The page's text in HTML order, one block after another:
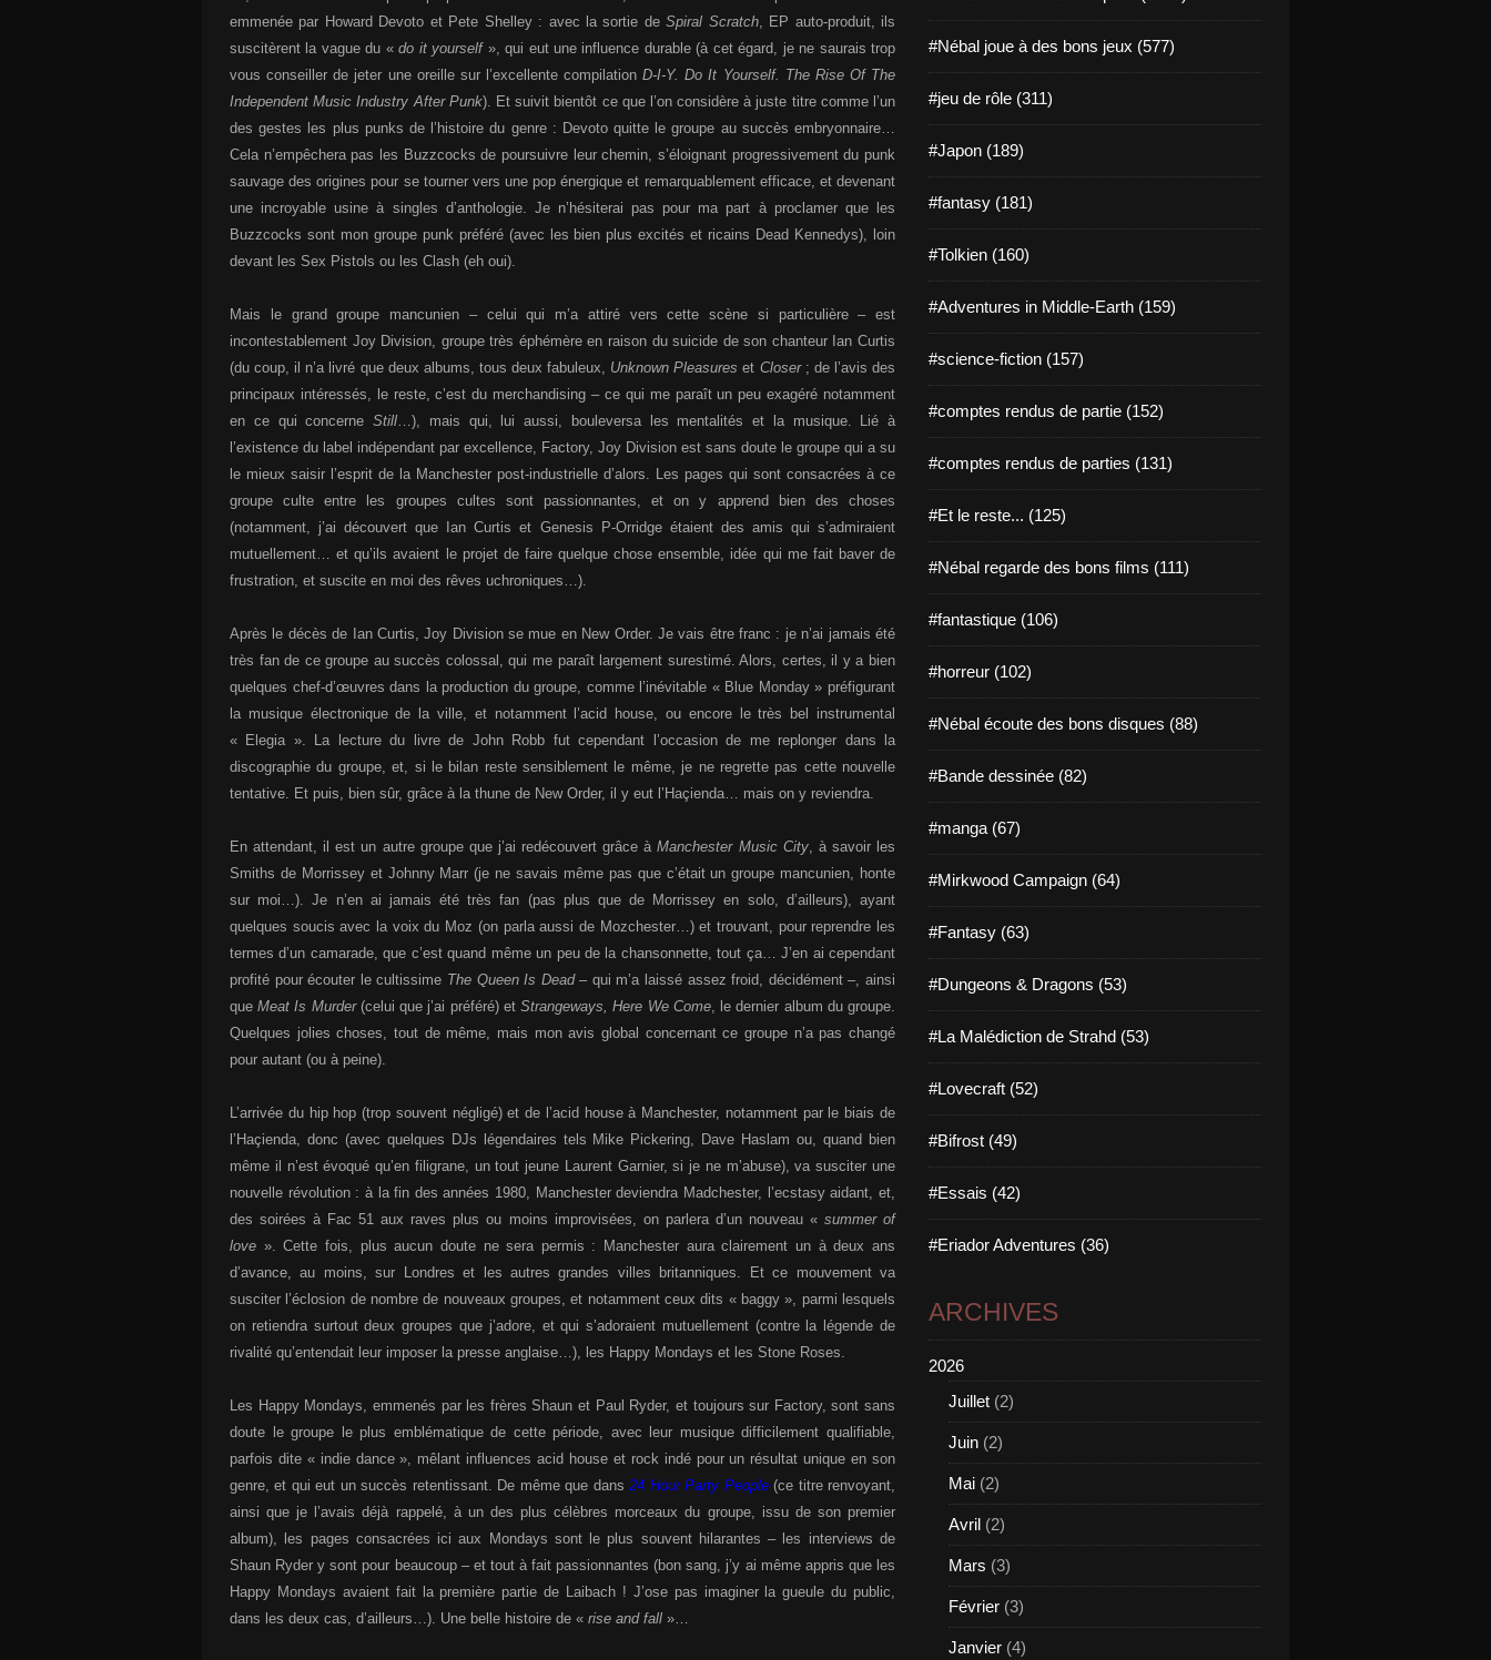
emmenée par Howard Devoto et Pete Shelley : avec la sortie deSpiral Scratch, EP auto-produit, ils
suscitèrent la vague du «do it yourself», qui eut une influence durable (à cet égard, je ne saurais trop
vous conseiller de jeter une oreille sur l’excellente compilationD-I-Y. Do It Yourself. The Rise Of The
Independent Music Industry After Punk). Et suivit bientôt ce que l’on considère à juste titre comme l’un
des gestes les plus punks de l’histoire du genre : Devoto quitte le groupe au succès embryonnaire…
Cela n’empêchera pas les Buzzcocks de poursuivre leur chemin, s’éloignant progressivement du punk
sauvage des origines pour se tourner vers une pop énergique et remarquablement efficace, et devenant
une incroyable usine à singles d’anthologie. Je n’hésiterai pas pour ma part à proclamer que les
Buzzcocks sont mon groupe punk préféré (avec les bien plus excités et ricains Dead Kennedys), loin
devant les Sex Pistols ou les Clash (eh oui).
Mais le grand groupe mancunien – celui qui m’a attiré vers cette scène si particulière – est
incontestablement Joy Division, groupe très éphémère en raison du suicide de son chanteur Ian Curtis
(du coup, il n’a livré que deux albums, tous deux fabuleux, Unknown Pleasures et Closer ; de l’avis des
principaux intéressés, le reste, c’est du merchandising – ce qui me paraît un peu exagéré notamment
en ce qui concerne Still…), mais qui, lui aussi, bouleversa les mentalités et la musique. Lié à
l’existence du label indépendant par excellence, Factory, Joy Division est sans doute le groupe qui a su
le mieux saisir l’esprit de la Manchester post-industrielle d’alors. Les pages qui sont consacrées à ce
groupe culte entre les groupes cultes sont passionnantes, et on y apprend bien des choses
(notamment, j’ai découvert que Ian Curtis et Genesis P-Orridge étaient des amis qui s’admiraient
mutuellement… et qu’ils avaient le projet de faire quelque chose ensemble, idée qui me fait baver de
frustration, et suscite en moi des rêves uchroniques…).
Après le décès de Ian Curtis, Joy Division se mue en New Order. Je vais être franc : je n’ai jamais été
très fan de ce groupe au succès colossal, qui me paraît largement surestimé. Alors, certes, il y a bien
quelques chef-d’œuvres dans la production du groupe, comme l’inévitable « Blue Monday » préfigurant
la musique électronique de la ville, et notamment l’acid house, ou encore le très bel instrumental
« Elegia ». La lecture du livre de John Robb fut cependant l’occasion de me replonger dans la
discographie du groupe, et, si le bilan reste sensiblement le même, je ne regrette pas cette nouvelle
tentative. Et puis, bien sûr, grâce à la thune de New Order, il y eut l’Haçienda… mais on y reviendra.
En attendant, il est un autre groupe que j’ai redécouvert grâce àManchester Music City, à savoir les
Smiths de Morrissey et Johnny Marr (je ne savais même pas que c’était un groupe mancunien, honte
sur moi…). Je n’en ai jamais été très fan (pas plus que de Morrissey en solo, d’ailleurs), ayant
quelques soucis avec la voix du Moz (on parla aussi de Mozchester…) et trouvant, pour reprendre les
termes d’un camarade, que c’est quand même un peu de la chansonnette, tout ça… J’en ai cependant
profité pour écouter le cultissime The Queen Is Dead– qui m’a laissé assez froid, décidément –, ainsi
queMeat Is Murder(celui que j’ai préféré) etStrangeways, Here We Come, le dernier album du groupe.
Quelques jolies choses, tout de même, mais mon avis global concernant ce groupe n’a pas changé
pour autant (ou à peine).
L’arrivée du hip hop (trop souvent négligé) et de l’acid house à Manchester, notamment par le biais de
l’Haçienda, donc (avec quelques DJs légendaires tels Mike Pickering, Dave Haslam ou, quand bien
même il n’est évoqué qu’en filigrane, un tout jeune Laurent Garnier, si je ne m’abuse), va susciter une
nouvelle révolution : à la fin des années 1980, Manchester deviendra Madchester, l’ecstasy aidant, et,
des soirées à Fac 51 aux raves plus ou moins improvisées, on parlera d’un nouveau « summer of
love ». Cette fois, plus aucun doute ne sera permis : Manchester aura clairement un à deux ans
d’avance, au moins, sur Londres et les autres grandes villes britanniques. Et ce mouvement va
susciter l’éclosion de nombre de nouveaux groupes, et notamment ceux dits « baggy », parmi lesquels
on retiendra surtout deux groupes que j’adore, et qui s’adoraient mutuellement (contre la légende de
rivalité qu’entendait leur imposer la presse anglaise…), les Happy Mondays et les Stone Roses.
Les Happy Mondays, emmenés par les frères Shaun et Paul Ryder, et toujours sur Factory, sont sans
doute le groupe le plus emblématique de cette période, avec leur musique difficilement qualifiable,
parfois dite « indie dance », mêlant influences acid house et rock indé pour un résultat unique en son
genre, et qui eut un succès retentissant. De même que dans24 Hour Party People(ce titre renvoyant,
ainsi que je l’avais déjà rappelé, à un des plus célèbres morceaux du groupe, issu de son premier
album), les pages consacrées ici aux Mondays sont le plus souvent hilarantes – les interviews de
Shaun Ryder y sont pour beaucoup – et tout à fait passionnantes (bon sang, j’y ai même appris que les
Happy Mondays avaient fait la première partie de Laibach ! J’ose pas imaginer la gueule du public,
dans les deux cas, d’ailleurs…). Une belle histoire de « rise and fall »…
#Nébal joue à des bons jeux (577)
#jeu de rôle (311)
#Japon (189)
#fantasy (181)
#Tolkien (160)
#Adventures in Middle-Earth (159)
#science-fiction (157)
#comptes rendus de partie (152)
#comptes rendus de parties (131)
#Et le reste... (125)
#Nébal regarde des bons films (111)
#fantastique (106)
#horreur (102)
#Nébal écoute des bons disques (88)
#Bande dessinée (82)
#manga (67)
#Mirkwood Campaign (64)
#Fantasy (63)
#Dungeons & Dragons (53)
#La Malédiction de Strahd (53)
#Lovecraft (52)
#Bifrost (49)
#Essais (42)
#Eriador Adventures (36)
ARCHIVES
2026
Juillet (2)
Juin (2)
Mai (2)
Avril (2)
Mars (3)
Février (3)
Janvier (4)